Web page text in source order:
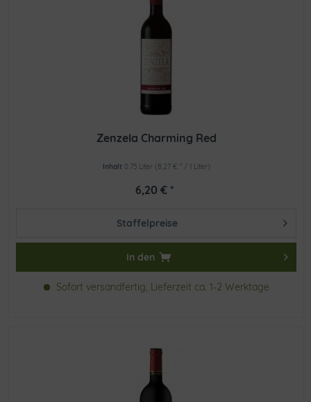
Zenzela Charming Red
Inhalt 0.75 Liter (8,27 € * / 1 Liter)
6,20 € *
Staffelpreise
In den
Sofort versandfertig, Lieferzeit ca. 1-2 Werktage